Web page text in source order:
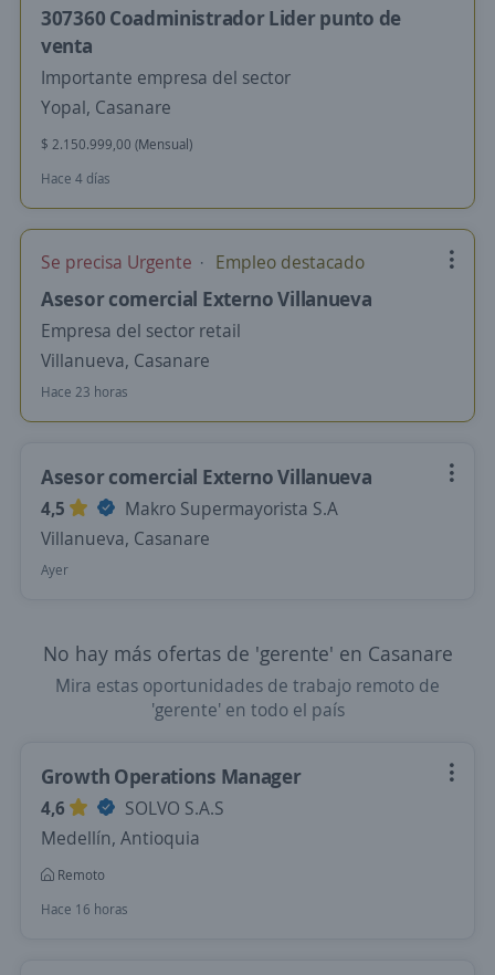
307360 Coadministrador Lider punto de
venta
Importante empresa del sector
Yopal, Casanare
$ 2.150.999,00 (Mensual)
Hace 4 días
Se precisa Urgente Empleo destacado
Asesor comercial Externo Villanueva
Empresa del sector retail
Villanueva, Casanare
Hace 23 horas
Asesor comercial Externo Villanueva
4,5
Makro Supermayorista S.A
Villanueva, Casanare
Ayer
No hay más ofertas de 'gerente' en Casanare
Mira estas oportunidades de trabajo remoto de
'gerente' en todo el país
Growth Operations Manager
4,6
SOLVO S.A.S
Medellín, Antioquia
Remoto
Hace 16 horas